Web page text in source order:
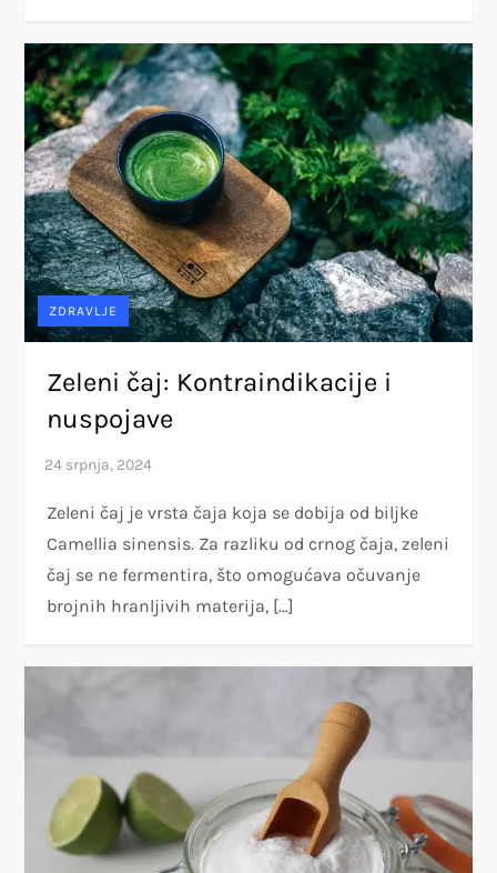
ZDRAVLJE
Zeleni čaj: Kontraindikacije i
nuspojave
Zeleni čaj je vrsta čaja koja se dobija od biljke
Camellia sinensis. Za razliku od crnog čaja, zeleni
čaj se ne fermentira, što omogućava očuvanje
brojnih hranljivih materija, […]